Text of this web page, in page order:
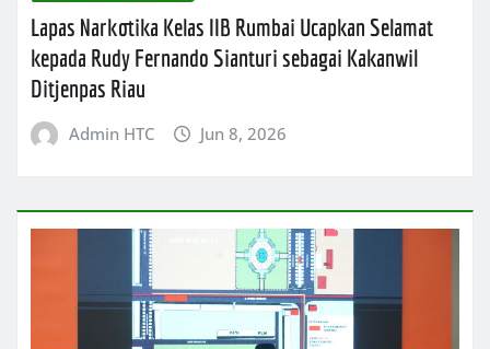
Lapas Narkotika Kelas IIB Rumbai Ucapkan Selamat
kepada Rudy Fernando Sianturi sebagai Kakanwil
Ditjenpas Riau
Admin HTC Jun 8, 2026